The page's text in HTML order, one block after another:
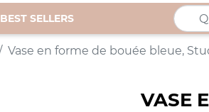
BEST SELLERS
Vase en forme de bouée bleue,
VASE